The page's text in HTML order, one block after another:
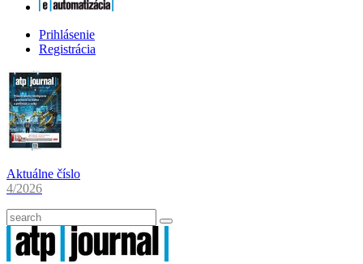
Prihlásenie
Registrácia
Aktuálne číslo
4/2026